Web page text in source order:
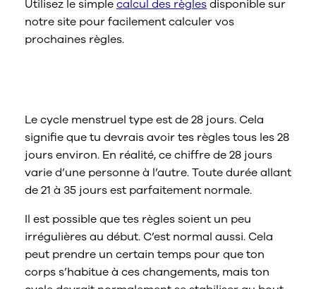
Utilisez le simplecalcul des règlesdisponible sur
notre site pour facilement calculer vos
prochaines règles.
Le cycle menstruel type est de 28 jours. Cela
signifie que tu devrais avoir tes règles tous les 28
jours environ. En réalité, ce chiffre de 28 jours
varie d’une personne à l’autre. Toute durée allant
de 21 à 35 jours est parfaitement normale.
Il est possible que tes règles soient un peu
irrégulières au début. C’est normal aussi. Cela
peut prendre un certain temps pour que ton
corps s’habitue à ces changements, mais ton